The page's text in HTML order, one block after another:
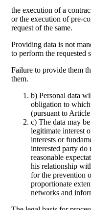
the execution of a
or the execution of pre-
request of the same.
Providing data is not
to perform the requested
Failure to provide them
them.
b) Personal data
obligation to
(pursuant to
c) The data may
legitimate interest
interests or
interested party
reasonable
his relationship
for the prevention
proportionate
networks and